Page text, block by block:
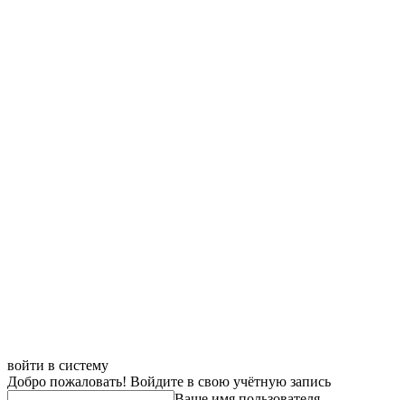
войти в систему
Добро пожаловать! Войдите в свою учётную запись